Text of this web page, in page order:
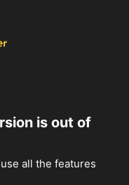
is out of
all the features